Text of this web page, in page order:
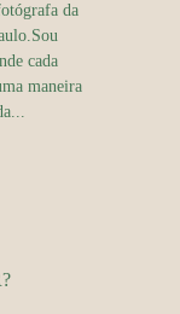
da
cada
maneira